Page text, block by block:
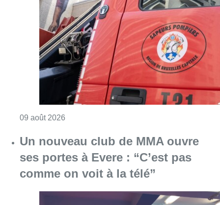
09 août 2026
Un nouveau club de MMA ouvre
ses portes à Evere : “C’est pas
comme on voit à la télé”